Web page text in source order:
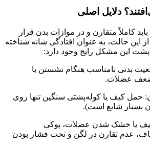
دلایل اصلی
کاملاً متقارن و در موازات بدن قرار
این حالت، به عنوان افتادگی شانه شناخته
این مشکل رایج وجود دارد:
بدنی نامناسب هنگام نشستن یا
ضعف عضلات.
حمل کیف یا کوله‌پشتی سنگین تنها روی
بسیار شایع است).
یا خشک شدن عضلات، پوکی
عدم تقارن در لگن و تحت فشار بودن